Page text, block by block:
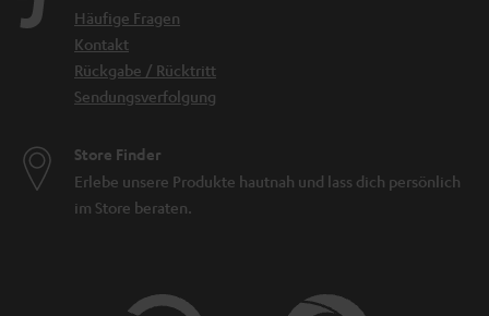
Häufige Fragen
Kontakt
Rückgabe / Rücktritt
Sendungsverfolgung
Store Finder
Erlebe unsere Produkte hautnah und lass dich persönlich
im Store beraten.